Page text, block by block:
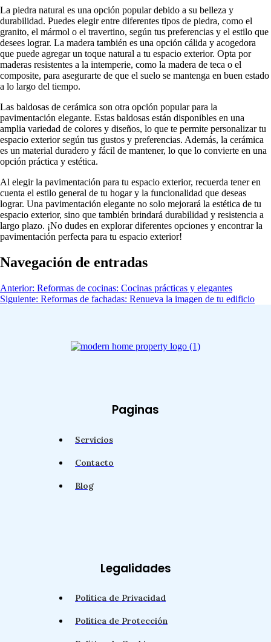
La piedra natural es una opción popular debido a su belleza y
durabilidad. Puedes elegir entre diferentes tipos de piedra, como el
granito, el mármol o el travertino, según tus preferencias y el estilo que
desees lograr. La madera también es una opción cálida y acogedora
que puede agregar un toque natural a tu espacio exterior. Opta por
maderas resistentes a la intemperie, como la madera de teca o el
composite, para asegurarte de que el suelo se mantenga en buen estado
a lo largo del tiempo.
Las baldosas de cerámica son otra opción popular para la
pavimentación elegante. Estas baldosas están disponibles en una
amplia variedad de colores y diseños, lo que te permite personalizar tu
espacio exterior según tus gustos y preferencias. Además, la cerámica
es un material duradero y fácil de mantener, lo que lo convierte en una
opción práctica y estética.
Al elegir la pavimentación para tu espacio exterior, recuerda tener en
cuenta el estilo general de tu hogar y la funcionalidad que deseas
lograr. Una pavimentación elegante no solo mejorará la estética de tu
espacio exterior, sino que también brindará durabilidad y resistencia a
largo plazo. ¡No dudes en explorar diferentes opciones y encontrar la
pavimentación perfecta para tu espacio exterior!
Navegación de entradas
Anterior: Reformas de cocinas: Cocinas prácticas y elegantes
Siguiente: Reformas de fachadas: Renueva la imagen de tu edificio
Paginas
Servicios
Contacto
Blog
Legalidades
Política de Privacidad
Política de Protección